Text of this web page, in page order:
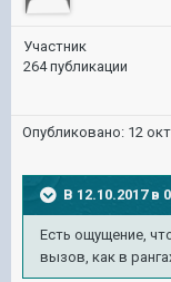
Участник
264 публикации
Опубликовано: 12
В 12.10.2017 в
Есть ощущение,
вызов, как в